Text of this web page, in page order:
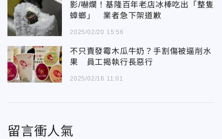
影/嚇爛！基隆百年老店冰棒吃出「整隻
蟑螂」 業者急下架道歉
2025/02/20 15:56
不只賣發霉木瓜牛奶？手割傷被逼削水
果 員工揭執行長惡行
2025/02/16 11:01
留言衝人氣